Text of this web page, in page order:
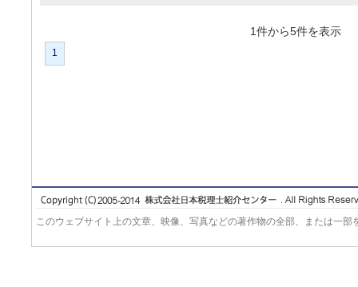
1件から5件を表
1
このウェブサイト上の文章、映像、写真などの著作物の全部、または一